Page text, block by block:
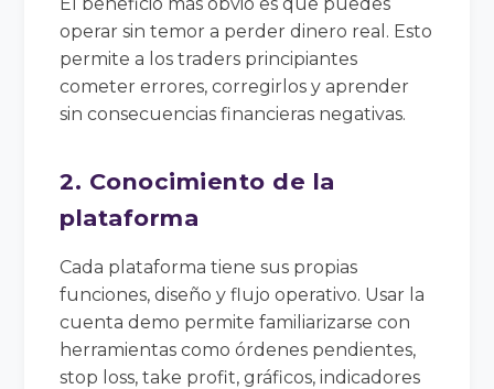
operar sin temor a perder dinero real. Esto
permite a los traders principiantes
cometer errores, corregirlos y aprender
sin consecuencias financieras negativas.
2. Conocimiento de la
plataforma
Cada plataforma tiene sus propias
funciones, diseño y flujo operativo. Usar la
cuenta demo permite familiarizarse con
herramientas como órdenes pendientes,
stop loss, take profit, gráficos, indicadores